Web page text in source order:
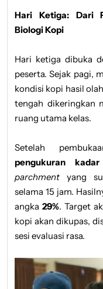
Hari Ketiga: Dari
Biologi Kopi
Hari ketiga dibuka
peserta. Sejak pagi,
kondisi kopi hasil
tengah dikeringkan
ruang utama kelas.
Setelah
pengukuran
parchment yang
selama 15 jam.
angka 29%. Target
kopi akan dikupas,
sesi evaluasi rasa.